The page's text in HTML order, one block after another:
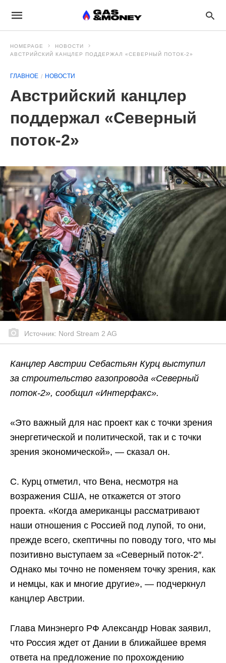
HOMEPAGE
НОВОСТИ
АВСТРИЙСКИЙ КАНЦЛЕР ПОДДЕРЖАЛ «СЕВЕРНЫЙ ПОТОК-2»
ГЛАВНОЕ НОВОСТИ
Австрийский канцлер
поддержал «Северный
поток-2»
Источник: Nord Stream 2 AG
Канцлер Австрии Себастьян Курц выступил
за строительство газопровода «Северный
поток-2», сообщил «Интерфакс».
«Это важный для нас проект как с точки зрения
энергетической и политической, так и с точки
зрения экономической», — сказал он.
С. Курц отметил, что Вена, несмотря на
возражения США, не откажется от этого
проекта. «Когда американцы рассматривают
наши отношения с Россией под лупой, то они,
прежде всего, скептичны по поводу того, что мы
позитивно выступаем за «Северный поток-2″.
Однако мы точно не поменяем точку зрения, как
и немцы, как и многие другие», — подчеркнул
канцлер Австрии.
Глава Минэнерго РФ Александр Новак заявил,
что Россия ждет от Дании в ближайшее время
ответа на предложение по прохождению